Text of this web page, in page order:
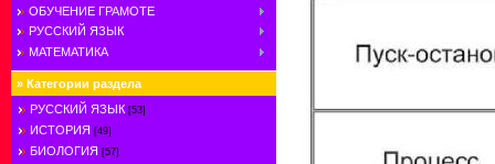
ОБУЧЕНИЕ ГРАМОТЕ
РУССКИЙ ЯЗЫК
МАТЕМАТИКА
» Категории раздела
РУССКИЙ ЯЗЫК [53]
ИСТОРИЯ [49]
БИОЛОГИЯ [57]